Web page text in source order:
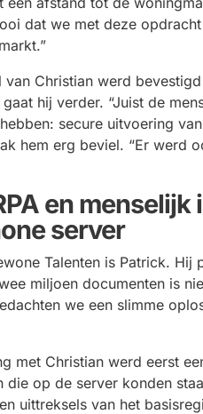
dat we met deze
Christian werd
hij verder. “Juist de
secure uitvoering
hem erg beviel. “Er werd
en
server
Talenten is Patrick.
miljoen documenten is
we een slimme
met Christian werd eerst
op de server konden
uittreksels van het